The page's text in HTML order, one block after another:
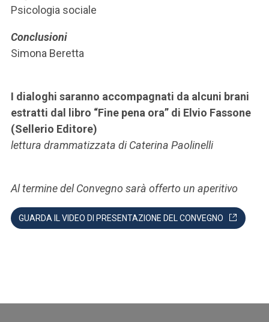
Psicologia sociale
Conclusioni
Simona Beretta
I dialoghi saranno accompagnati da alcuni brani
estratti dal libro “Fine pena ora” di Elvio Fassone
(Sellerio Editore)
lettura drammatizzata di Caterina Paolinelli
Al termine del Convegno sarà offerto un aperitivo
GUARDA IL VIDEO DI PRESENTAZIONE DEL CONVEGNO